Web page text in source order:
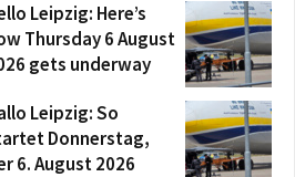
Leipzig: Here’s
Thursday 6 August
gets underway
Leipzig: So
Donnerstag,
6. August 2026